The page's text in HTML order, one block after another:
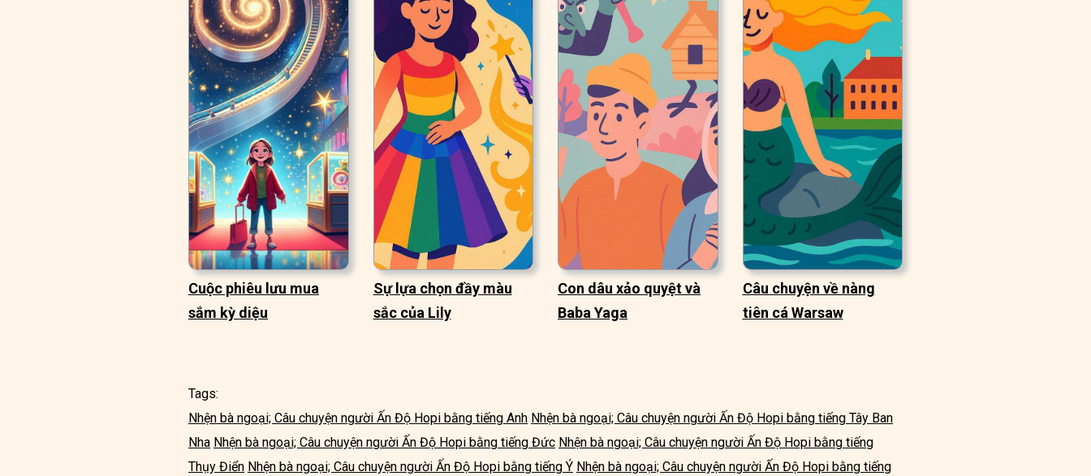
Cuộc phiêu lưu mua
sắm kỳ diệu
Sự lựa chọn đầy màu
sắc của Lily
Con dâu xảo quyệt và
Baba Yaga
Câu chuyện về nàng
tiên cá Warsaw
Tags:
Nhện bà ngoại; Câu chuyện người Ấn Độ Hopi bằng tiếng Anh Nhện bà ngoại; Câu chuyện người Ấn Độ Hopi bằng tiếng Tây Ban
Nha Nhện bà ngoại; Câu chuyện người Ấn Độ Hopi bằng tiếng Đức Nhện bà ngoại; Câu chuyện người Ấn Độ Hopi bằng tiếng
Thụy Điển Nhện bà ngoại; Câu chuyện người Ấn Độ Hopi bằng tiếng Ý Nhện bà ngoại; Câu chuyện người Ấn Độ Hopi bằng tiếng